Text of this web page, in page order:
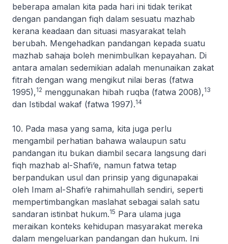
beberapa amalan kita pada hari ini tidak terikat
dengan pandangan fiqh dalam sesuatu mazhab
kerana keadaan dan situasi masyarakat telah
berubah. Mengehadkan pandangan kepada suatu
mazhab sahaja boleh menimbulkan kepayahan. Di
antara amalan sedemikian adalah menunaikan zakat
fitrah dengan wang mengikut nilai beras (fatwa
1995),12 menggunakan hibah ruqba (fatwa 2008),13
dan Istibdal wakaf (fatwa 1997).14
10. Pada masa yang sama, kita juga perlu
mengambil perhatian bahawa walaupun satu
pandangan itu bukan diambil secara langsung dari
fiqh mazhab al-Shafi‘e, namun fatwa tetap
berpandukan usul dan prinsip yang digunapakai
oleh Imam al-Shafi‘e rahimahullah sendiri, seperti
mempertimbangkan maslahat sebagai salah satu
sandaran istinbat hukum.15 Para ulama juga
meraikan konteks kehidupan masyarakat mereka
dalam mengeluarkan pandangan dan hukum. Ini